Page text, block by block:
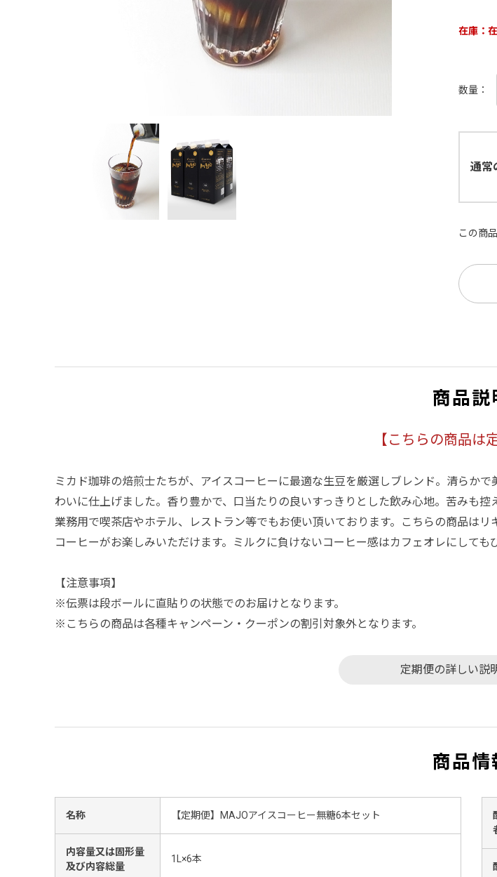
在庫
数量
通常
この商
商品説
【こちらの商品は
ミカド珈琲の焙煎士たちが、アイスコーヒーに最適な生豆を厳選しブレンド。清らか
わいに仕上げました。香り豊かで、口当たりの良いすっきりとした飲み心地。苦みも控
業務用で喫茶店やホテル、レストラン等でもお使い頂いております。こちらの商品は
コーヒーがお楽しみいただけます。ミルクに負けないコーヒー感はカフェオレにしても
【注意事項】
※伝票は段ボールに直貼りの状態でのお届けとなります。
※こちらの商品は各種キャンペーン・クーポンの割引対象外となります。
定期便の詳しい説
商品情
名称 【定期便】MAJOアイスコーヒー無糖6本セット
内容量又は固形量
及び内容総量
1L×6本